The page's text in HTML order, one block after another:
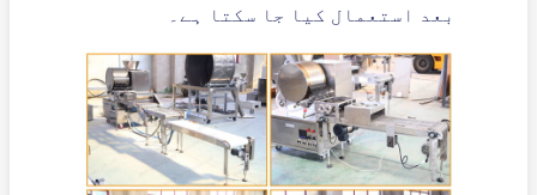
بعد استعمال کیا جا سکتا ہے۔